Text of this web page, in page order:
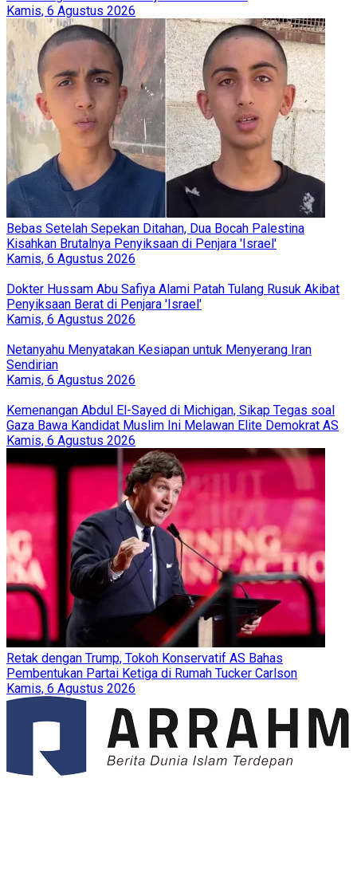
Kamis, 6 Agustus 2026
Bebas Setelah Sepekan Ditahan, Dua Bocah Palestina
Kisahkan Brutalnya Penyiksaan di Penjara 'Israel'
Kamis, 6 Agustus 2026
Dokter Hussam Abu Safiya Alami Patah Tulang Rusuk Akibat
Penyiksaan Berat di Penjara 'Israel'
Kamis, 6 Agustus 2026
Netanyahu Menyatakan Kesiapan untuk Menyerang Iran
Sendirian
Kamis, 6 Agustus 2026
Kemenangan Abdul El-Sayed di Michigan, Sikap Tegas soal
Gaza Bawa Kandidat Muslim Ini Melawan Elite Demokrat AS
Kamis, 6 Agustus 2026
Retak dengan Trump, Tokoh Konservatif AS Bahas
Pembentukan Partai Ketiga di Rumah Tucker Carlson
Kamis, 6 Agustus 2026